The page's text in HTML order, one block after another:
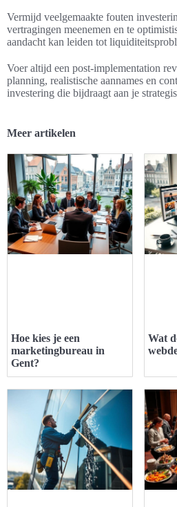
Vermijd veelgemaakte fouten
vertragingen meenemen en te
aandacht kan leiden tot
Voer altijd een post-implementation
planning, realistische aannames en
investering die bijdraagt aan je
Meer artikelen
Hoe kies je een
marketingbureau in
Gent?
Wat